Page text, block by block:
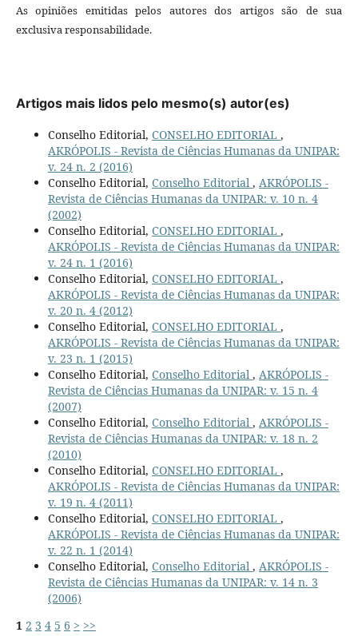
As opiniões emitidas pelos autores dos artigos são de sua
exclusiva responsabilidade.
Artigos mais lidos pelo mesmo(s) autor(es)
Conselho Editorial, CONSELHO EDITORIAL ,
AKRÓPOLIS - Revista de Ciências Humanas da UNIPAR:
v. 24 n. 2 (2016)
Conselho Editorial, Conselho Editorial , AKRÓPOLIS -
Revista de Ciências Humanas da UNIPAR: v. 10 n. 4
(2002)
Conselho Editorial, CONSELHO EDITORIAL ,
AKRÓPOLIS - Revista de Ciências Humanas da UNIPAR:
v. 24 n. 1 (2016)
Conselho Editorial, CONSELHO EDITORIAL ,
AKRÓPOLIS - Revista de Ciências Humanas da UNIPAR:
v. 20 n. 4 (2012)
Conselho Editorial, CONSELHO EDITORIAL ,
AKRÓPOLIS - Revista de Ciências Humanas da UNIPAR:
v. 23 n. 1 (2015)
Conselho Editorial, Conselho Editorial , AKRÓPOLIS -
Revista de Ciências Humanas da UNIPAR: v. 15 n. 4
(2007)
Conselho Editorial, Conselho Editorial , AKRÓPOLIS -
Revista de Ciências Humanas da UNIPAR: v. 18 n. 2
(2010)
Conselho Editorial, CONSELHO EDITORIAL ,
AKRÓPOLIS - Revista de Ciências Humanas da UNIPAR:
v. 19 n. 4 (2011)
Conselho Editorial, CONSELHO EDITORIAL ,
AKRÓPOLIS - Revista de Ciências Humanas da UNIPAR:
v. 22 n. 1 (2014)
Conselho Editorial, Conselho Editorial , AKRÓPOLIS -
Revista de Ciências Humanas da UNIPAR: v. 14 n. 3
(2006)
1 2 3 4 5 6 > >>